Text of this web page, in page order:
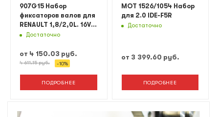
907G15 Набор
фиксаторов валов для
RENAULT 1,8/2,0L. 16V/
7прДостаточно
от 4 150.03 руб.
4 611.15 руб. -10%
ПОДРОБНЕЕ
MOT 1526/1054 Набор
для 2.0 IDE-F5R
Достаточно
от 3 399.60 руб.
ПОДРОБНЕЕ